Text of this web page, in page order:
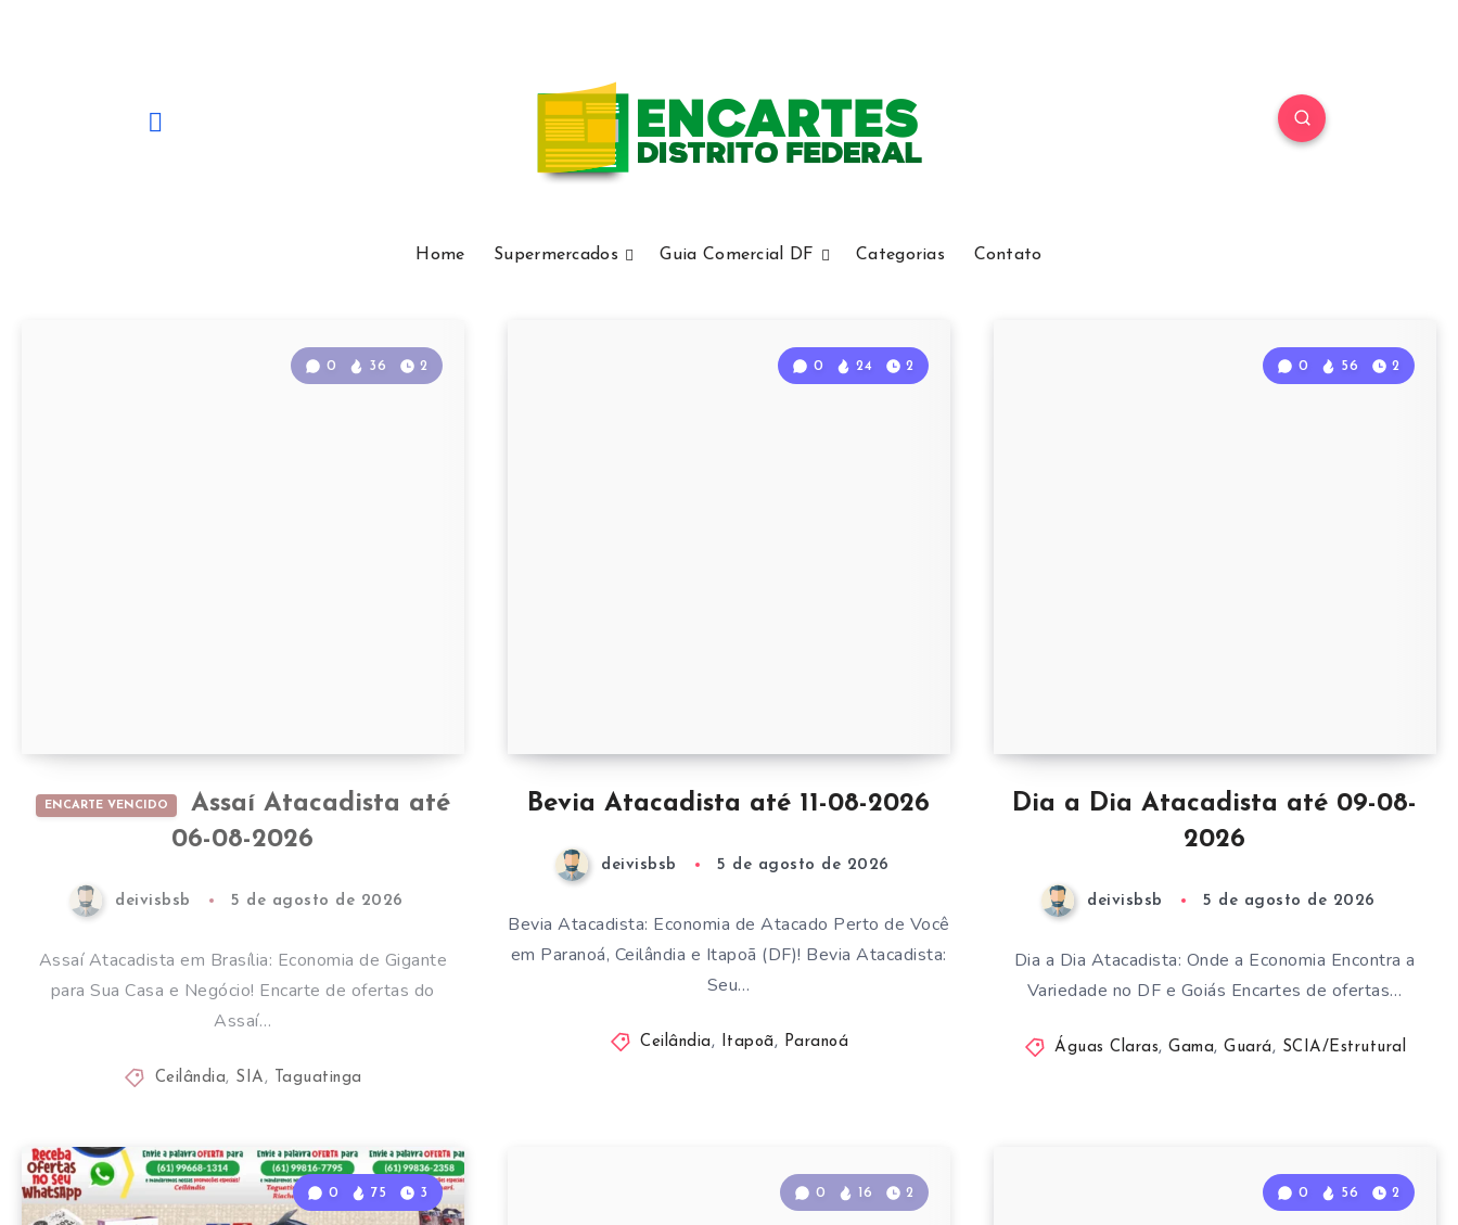
Home Supermercados Guia Comercial DF Categorias Contato
ENCARTE VENCIDO
Assaí Atacadista até
06-08-2026
0 36 2
deivisbsb 5 de agosto de 2026
Assaí Atacadista em Brasília: Economia de Gigante
para Sua Casa e Negócio! Encarte de ofertas do
Assaí…
Ceilândia, SIA, Taguatinga
Bevia Atacadista até 11-08-2026
0 24 2
deivisbsb 5 de agosto de 2026
Bevia Atacadista: Economia de Atacado Perto de Você
em Paranoá, Ceilândia e Itapoã (DF)! Bevia Atacadista:
Seu…
Ceilândia, Itapoã, Paranoá
Dia a Dia Atacadista até 09-08-
2026
0 56 2
deivisbsb 5 de agosto de 2026
Dia a Dia Atacadista: Onde a Economia Encontra a
Variedade no DF e Goiás Encartes de ofertas…
Águas Claras,Gama,Guará, SCIA/Estrutural
0 75 3 0 16 2 0 56 2